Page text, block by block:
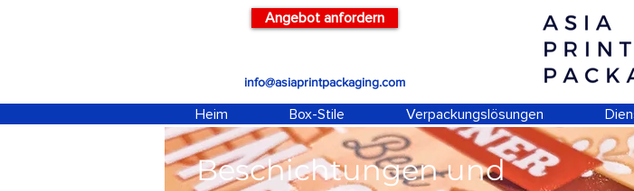
Angebot anfordern
info@asiaprintpackaging.com
Heim Box-Stile Verpackungslösungen
Beschichtungen und